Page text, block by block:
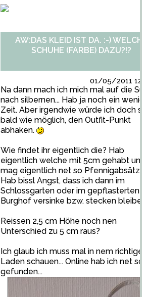
AW:DAS KLEID IST DA. :-) WELCHE
SCHUHE (FARBE) DAZU?!?
01/05/2011
Na dann mach ich mich mal auf die
nach silbernen... Hab ja noch ein wenig
Zeit. Aber irgendwie würde ich doch so
bald wie möglich, den Outfit-Punkt
abhaken.
Wie findet ihr eigentlich die? Hab
eigentlich welche mit 5cm gehabt und
mag eigentlich net so
Hab bissl Angst, dass ich dann im
Schlossgarten oder im gepflasterten
Burghof versinke bzw. stecken
Reissen 2,5 cm Höhe noch nen
Unterschied zu 5 cm raus?
Ich glaub ich muss mal in nem richtigen
Laden schauen... Online hab ich net so
gefunden...